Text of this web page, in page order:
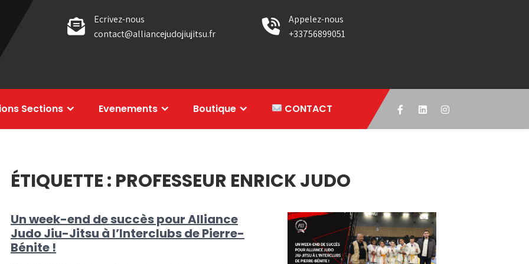
Ecrivez-nous
contact@alliancejudojiujitsu.fr
Appelez-nous
+33756899051
Sections Evenements Boutique CONTACT
ÉTIQUETTE : PROFESSEUR ENRICK JUDO
Un week-end de succès pour Alliance
Judo Jiu-Jitsu à l’Interclubs de Pierre-
Bénite !